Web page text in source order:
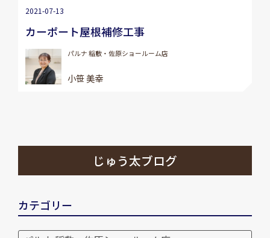
2021-07-13
カーポート屋根補修工事
パルナ 稲敷・佐原ショールーム店
小笹 美幸
じゅう太ブログ
カテゴリー